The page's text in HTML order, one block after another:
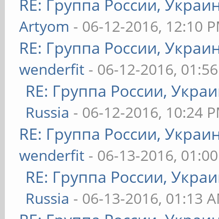
RE: Группа России,
Artyom - 06-12-2016, 12:10
RE: Группа России,
wenderfit - 06-12-2016,
RE: Группа России,
Russia - 06-12-2016, 10:24
RE: Группа России,
wenderfit - 06-13-2016,
RE: Группа России,
Russia - 06-13-2016, 01:13